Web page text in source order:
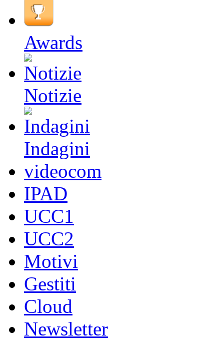
Awards
Notizie
Indagini
videocom
IPAD
UCC1
UCC2
Motivi
Gestiti
Cloud
Newsletter